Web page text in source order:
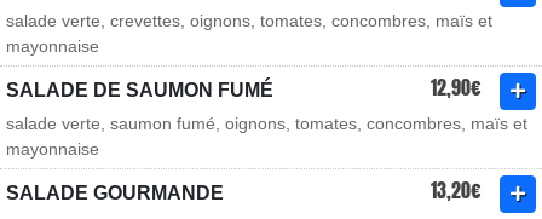
salade verte, crevettes, oignons, tomates, concombres, maïs et
mayonnaise
SALADE DE SAUMON FUMÉ 12,90€
salade verte, saumon fumé, oignons, tomates, concombres, maïs et
mayonnaise
SALADE GOURMANDE 13,20€